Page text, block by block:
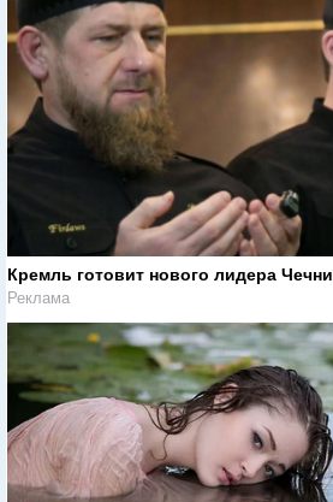
Кремль готовит нового лидера Чечни
Реклама